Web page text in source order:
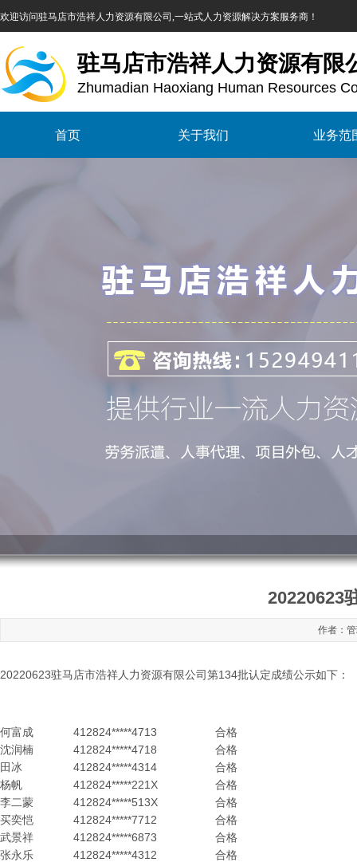
首页 关于我们 业务范
Zhumadian Haoxiang Human Resources
欢迎访问驻马店市浩祥人力资源有限公司,一站式人力资源解决方案服务商！
驻马店市浩祥人力资源有限
20220623
作者：
20220623驻马店市浩祥人力资源有限公司第134批认定成绩公示如下：
何富成 412824*****4713
合格
沈润楠
412824*****4718
合格
田冰
412824*****4314
合格
杨帆
412824*****221X
合格
李二蒙
412824*****513X
合格
买奕恺
412824*****7712
合格
武景祥
412824*****6873
合格
张永乐
412824*****4312
合格